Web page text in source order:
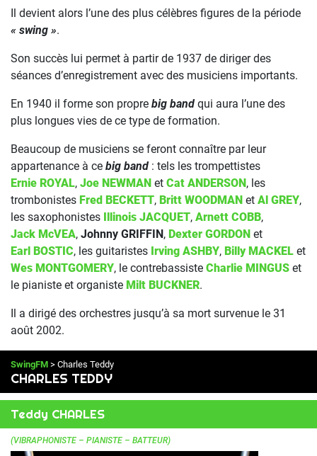
Il devient alors l’une des plus célèbres figures de la période
« swing ».
Son succès lui permet à partir de 1937 de diriger des
séances d’enregistrement avec des musiciens importants.
En 1940 il forme son propre big band qui aura l’une des
plus longues vies de ce type de formation.
Beaucoup de musiciens se feront connaître par leur
appartenance à ce big band : tels les trompettistes
Ernie ROYAL, Joe NEWMAN et Cat ANDERSON, les
trombonistes Fred BECKETT, Britt WOODMAN et Al GREY,
les saxophonistes Illinois JACQUET, Arnett COBB,
Jack McVEA, Johnny GRIFFIN, Dexter GORDON et
Earl BOSTIC, les guitaristes Irving ASHBY, Billy MACKEL et
Wes MONTGOMERY, le contrebassiste Charlie MINGUS et
le pianiste et organiste Milt BUCKNER.
Il a dirigé des orchestres jusqu’à sa mort survenue le 31
août 2002.
SwingFM > Charles Teddy
CHARLES TEDDY
Teddy CHARLES
(VIBRAPHONISTE – PIANISTE – BATTEUR)